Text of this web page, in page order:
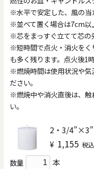
※水平で安定した、風の当
※並べて置く場合は7cm以
※芯をまっすぐ立てて芯の
※短時間で点火・消火をく
も多く残ります。点火後1
※燃焼時間は使用状況や気
ださい。
※燃焼中や消火直後は、触
い。
2・3/4”×3”
¥ 1,155 税込
数量 本